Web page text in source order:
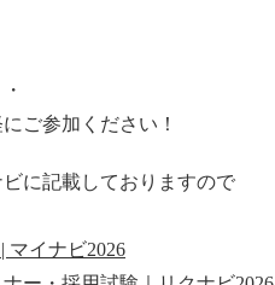
ご参加ください！
に記載しておりますので
マイナビ2026